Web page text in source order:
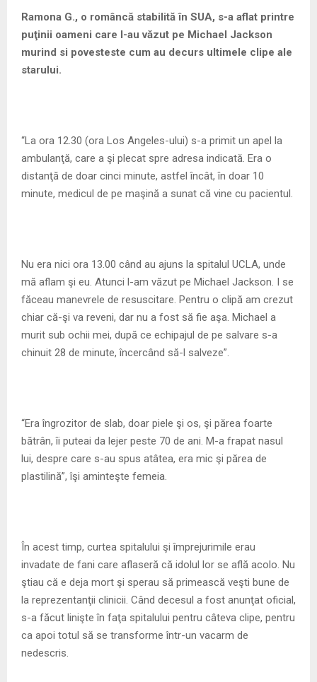
N
Ramona G., o româncă stabilită în SUA, s-a aflat printre
puţinii oameni care l-au văzut pe Michael Jackson
murind si povesteste cum au decurs ultimele clipe ale
starului.
“La ora 12.30 (ora Los Angeles-ului) s-a primit un apel la
ambulanţă, care a şi plecat spre adresa indicată. Era o
distanţă de doar cinci minute, astfel încât, în doar 10
minute, medicul de pe maşină a sunat că vine cu pacientul.
Nu era nici ora 13.00 când au ajuns la spitalul UCLA, unde
mă aflam şi eu. Atunci l-am văzut pe Michael Jackson. I se
făceau manevrele de resuscitare. Pentru o clipă am crezut
chiar că-şi va reveni, dar nu a fost să fie aşa. Michael a
murit sub ochii mei, după ce echipajul de pe salvare s-a
chinuit 28 de minute, încercând să-l salveze”.
“Era îngrozitor de slab, doar piele şi os, şi părea foarte
bătrân, îi puteai da lejer peste 70 de ani. M-a frapat nasul
lui, despre care s-au spus atâtea, era mic şi părea de
plastilină”, îşi aminteşte femeia.
În acest timp, curtea spitalului şi împrejurimile erau
invadate de fani care aflaseră că idolul lor se află acolo. Nu
ştiau că e deja mort şi sperau să primească veşti bune de
la reprezentanţii clinicii. Când decesul a fost anunţat oficial,
s-a făcut linişte în faţa spitalului pentru câteva clipe, pentru
ca apoi totul să se transforme într-un vacarm de
nedescris.